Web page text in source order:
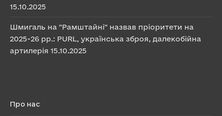
15.10.2025
Шмигаль на "Рамштайні" назвав пріоритети на
2025-26 рр.: PURL, українська зброя, далекобійна
артилерія 15.10.2025
Про нас